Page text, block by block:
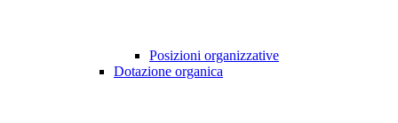
Posizioni organizzative
Dotazione organica